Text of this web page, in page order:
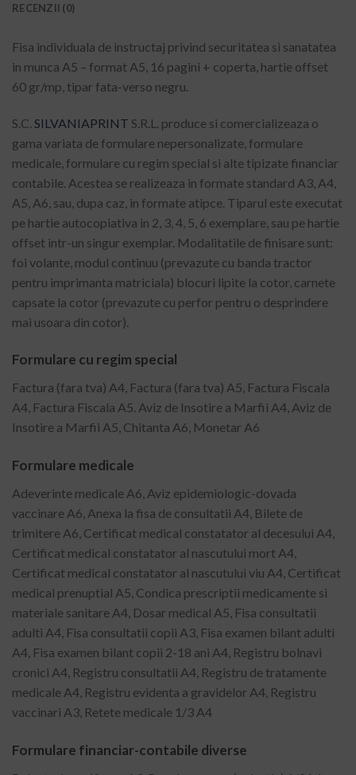
RECENZII (0)
Fisa individuala de instructaj privind securitatea si sanatatea
in munca A5 – format A5, 16 pagini + coperta, hartie offset
60 gr/mp, tipar fata-verso negru.
S.C. SILVANIAPRINT S.R.L. produce si comercializeaza o
gama variata de formulare nepersonalizate, formulare
medicale, formulare cu regim special si alte tipizate financiar
contabile. Acestea se realizeaza in formate standard A3, A4,
A5, A6, sau, dupa caz, in formate atipce. Tiparul este executat
pe hartie autocopiativa in 2, 3, 4, 5, 6 exemplare, sau pe hartie
offset intr-un singur exemplar. Modalitatile de finisare sunt:
foi volante, modul continuu (prevazute cu banda tractor
pentru imprimanta matriciala) blocuri lipite la cotor, carnete
capsate la cotor (prevazute cu perfor pentru o desprindere
mai usoara din cotor).
Formulare cu regim special
Factura (fara tva) A4, Factura (fara tva) A5, Factura Fiscala
A4, Factura Fiscala A5. Aviz de Insotire a Marfii A4, Aviz de
Insotire a Marfii A5, Chitanta A6, Monetar A6
Formulare medicale
Adeverinte medicale A6, Aviz epidemiologic-dovada
vaccinare A6, Anexa la fisa de consultatii A4, Bilete de
trimitere A6, Certificat medical constatator al decesului A4,
Certificat medical constatator al nascutului mort A4,
Certificat medical constatator al nascutului viu A4, Certificat
medical prenuptial A5, Condica prescriptii medicamente si
materiale sanitare A4, Dosar medical A5, Fisa consultatii
adulti A4, Fisa consultatii copii A3, Fisa examen bilant adulti
A4, Fisa examen bilant copii 2-18 ani A4, Registru bolnavi
cronici A4, Registru consultatii A4, Registru de tratamente
medicale A4, Registru evidenta a gravidelor A4, Registru
vaccinari A3, Retete medicale 1/3 A4
Formulare financiar-contabile diverse